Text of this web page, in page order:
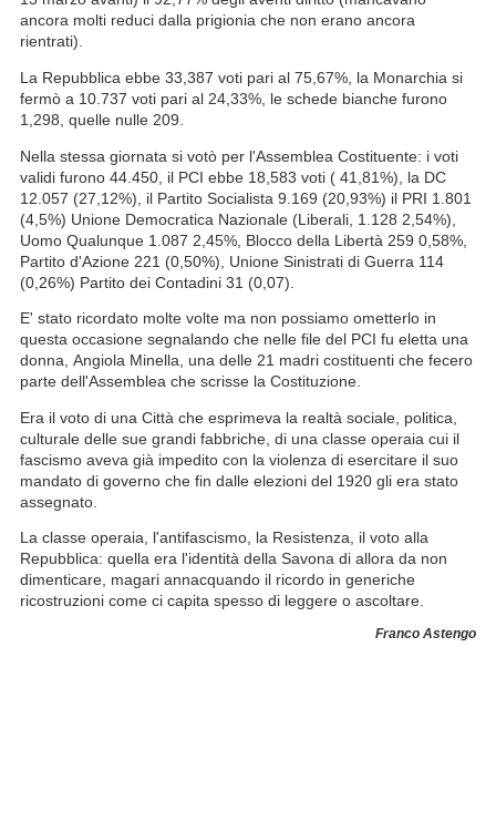
ancora molti reduci dalla prigionia che non erano ancora
rientrati).
La Repubblica ebbe 33,387 voti pari al 75,67%, la Monarchia si
fermò a 10.737 voti pari al 24,33%, le schede bianche furono
1,298, quelle nulle 209.
Nella stessa giornata si votò per l'Assemblea Costituente: i voti
validi furono 44.450, il PCI ebbe 18,583 voti ( 41,81%), la DC
12.057 (27,12%), il Partito Socialista 9.169 (20,93%) il PRI 1.801
(4,5%) Unione Democratica Nazionale (Liberali, 1.128 2,54%),
Uomo Qualunque 1.087 2,45%, Blocco della Libertà 259 0,58%,
Partito d'Azione 221 (0,50%), Unione Sinistrati di Guerra 114
(0,26%) Partito dei Contadini 31 (0,07).
E' stato ricordato molte volte ma non possiamo ometterlo in
questa occasione segnalando che nelle file del PCI fu eletta una
donna, Angiola Minella, una delle 21 madri costituenti che fecero
parte dell'Assemblea che scrisse la Costituzione.
Era il voto di una Città che esprimeva la realtà sociale, politica,
culturale delle sue grandi fabbriche, di una classe operaia cui il
fascismo aveva già impedito con la violenza di esercitare il suo
mandato di governo che fin dalle elezioni del 1920 gli era stato
assegnato.
La classe operaia, l'antifascismo, la Resistenza, il voto alla
Repubblica: quella era l'identità della Savona di allora da non
dimenticare, magari annacquando il ricordo in generiche
ricostruzioni come ci capita spesso di leggere o ascoltare.
Franco Astengo